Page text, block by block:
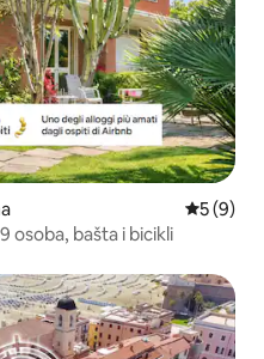
5 (9)
osoba, bašta i bicikli